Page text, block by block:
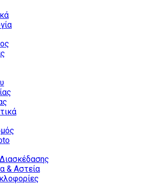
& Αστεία